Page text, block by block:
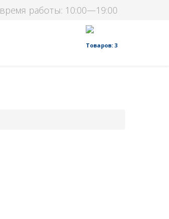
время работы: 10:00—19:00
Товаров: 3